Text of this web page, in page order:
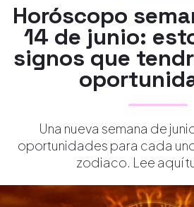
Horóscopo
14 de junio:
signos que
Una nueva semana de
oportunidades para cada
zodiaco. Lee aquí